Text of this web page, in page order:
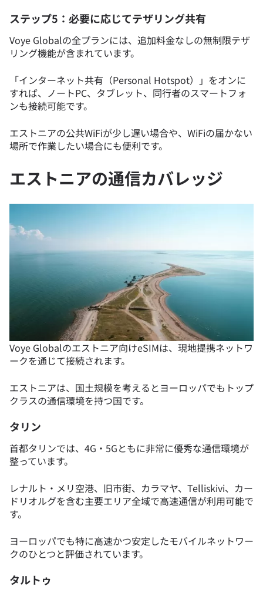
ステップ5：必要に応じてテザリング共有
Voye Globalの全プランには、追加料金なしの無制限テザ
リング機能が含まれています。
「インターネット共有（Personal Hotspot）」をオンに
すれば、ノートPC、タブレット、同行者のスマートフォ
ンも接続可能です。
エストニアの公共WiFiが少し遅い場合や、WiFiの届かない
場所で作業したい場合にも便利です。
エストニアの通信カバレッジ
Voye Globalのエストニア向けeSIMは、現地提携ネットワ
ークを通じて接続されます。
エストニアは、国土規模を考えるとヨーロッパでもトップ
クラスの通信環境を持つ国です。
タリン
首都タリンでは、4G・5Gともに非常に優秀な通信環境が
整っています。
レナルト・メリ空港、旧市街、カラマヤ、Telliskivi、カー
ドリオルグを含む主要エリア全域で高速通信が利用可能で
す。
ヨーロッパでも特に高速かつ安定したモバイルネットワー
クのひとつと評価されています。
タルトゥ